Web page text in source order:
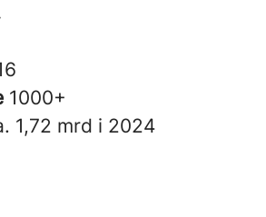
1000+
1,72 mrd i 2024